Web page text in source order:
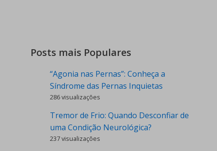
Posts mais Populares
“Agonia nas Pernas”: Conheça a
Síndrome das Pernas Inquietas
286 visualizações
Tremor de Frio: Quando Desconfiar de
uma Condição Neurológica?
237 visualizações